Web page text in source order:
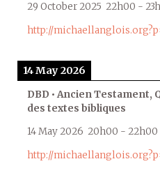
29 October 2025 22h00 -
http://
14 May 2026
DBD • Ancien
des textes bibliques
14 May 2026 20h00 - 22h00
http://